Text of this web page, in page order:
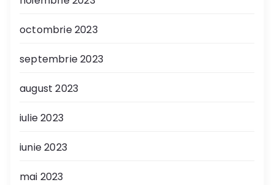
octombrie 2023
septembrie 2023
august 2023
iulie 2023
iunie 2023
mai 2023